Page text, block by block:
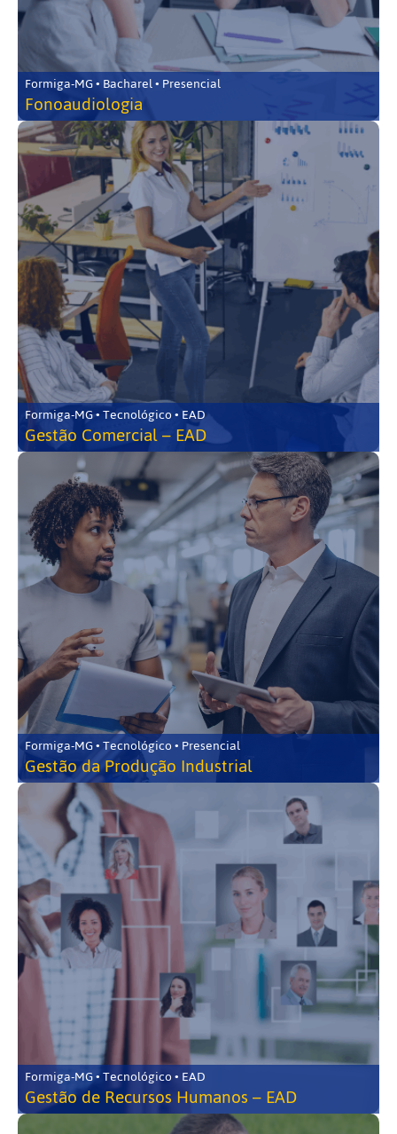
Formiga-MG • Bacharel • Presencial
Fonoaudiologia
Formiga-MG • Tecnológico • EAD
Gestão Comercial – EAD
Formiga-MG • Tecnológico • Presencial
Gestão da Produção Industrial
Formiga-MG • Tecnológico • EAD
Gestão de Recursos Humanos – EAD